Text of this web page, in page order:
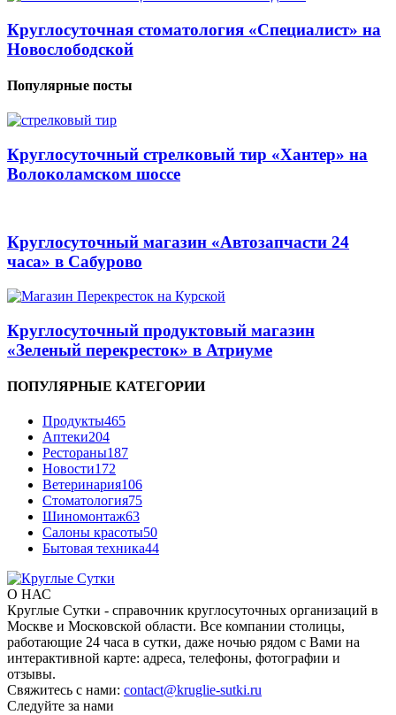
Круглосуточная стоматология «Специалист» на
Новослободской
Популярные посты
Круглосуточный стрелковый тир «Хантер» на
Волоколамском шоссе
Круглосуточный магазин «Автозапчасти 24
часа» в Сабурово
Круглосуточный продуктовый магазин
«Зеленый перекресток» в Атриуме
ПОПУЛЯРНЫЕ КАТЕГОРИИ
Продукты465
Аптеки204
Рестораны187
Новости172
Ветеринария106
Стоматология75
Шиномонтаж63
Салоны красоты50
Бытовая техника44
О НАС
Круглые Сутки - справочник круглосуточных организаций в
Москве и Московской области. Все компании столицы,
работающие 24 часа в сутки, даже ночью рядом с Вами на
интерактивной карте: адреса, телефоны, фотографии и
отзывы.
Свяжитесь с нами: contact@kruglie-sutki.ru
Следуйте за нами